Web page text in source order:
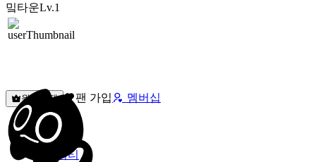
밐타운Lv.1
원픽선택 팬 가입 멤버십
밐타운
피드
커뮤니티